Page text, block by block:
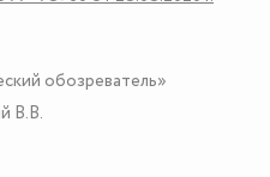
обозреватель»
В.В.